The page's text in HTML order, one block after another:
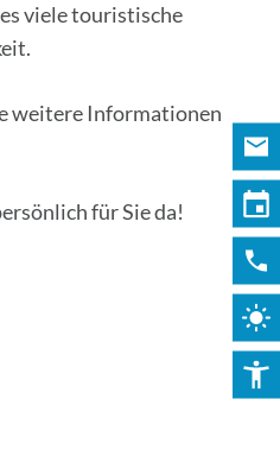
viele touristische
weitere Informationen
für Sie da!